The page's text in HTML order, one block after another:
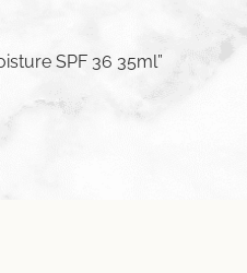
SPF 36 35ml”